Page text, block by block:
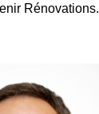
Rénovations.